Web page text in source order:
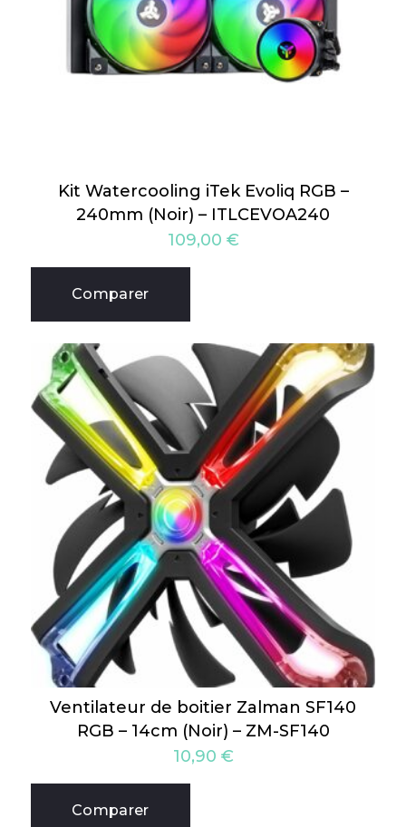
Kit Watercooling iTek Evoliq RGB –
240mm (Noir) – ITLCEVOA240
109,00 €
Comparer
Ventilateur de boitier Zalman SF140
RGB – 14cm (Noir) – ZM-SF140
10,90 €
Comparer